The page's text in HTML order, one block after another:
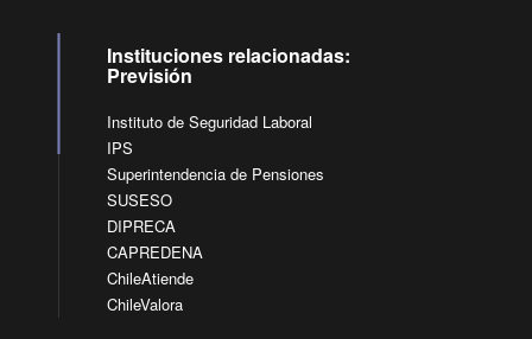
Instituciones relacionadas:
Previsión
Instituto de Seguridad Laboral
IPS
Superintendencia de Pensiones
SUSESO
DIPRECA
CAPREDENA
ChileAtiende
ChileValora